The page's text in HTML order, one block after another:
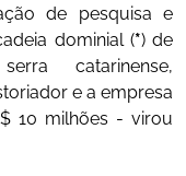
de pesquisa e
dominial (*) de
catarinense,
e a empresa
10 milhões - virou